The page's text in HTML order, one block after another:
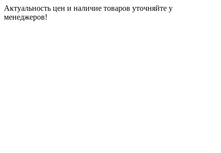
Актуальность цен и наличие товаров уточняйте у
менеджеров!